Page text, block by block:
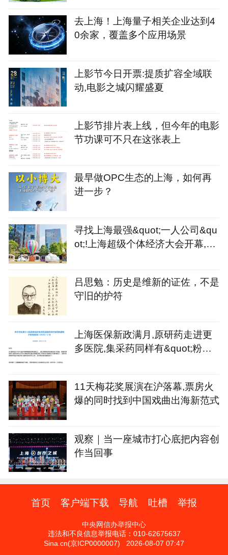
去上海！上海量子相关企业达到4
0余家，覆盖多个应用场景
上影节今日开票:提质扩容全域联
动,电影之城闪耀盛夏
上影节排片表上线，但今年的电影
节功课可不只在这张表上
最早做OPC生态的上海，如何再
进一步？
寻找上海最强&quot;一人公司&qu
ot;!上海超级个体经济大会开幕,征
吕思勉：历史是维新的证佐，不是
守旧的护符
上海医保新政满月,原研药走进更
多医院,集采药同样有&quot;粉丝&
11天梅花奖展演在沪落幕,票房火
爆的同时找到中国戏曲出海新范式
观察｜当一座城市打心底把内容创
作当回事
首页 客户端下载 导航 吐槽 举报
中央网信办举报中心
违法和不良信息举报电话：010-62675637
Sina.cn(京ICP0000007) 2026-08-07 07:47